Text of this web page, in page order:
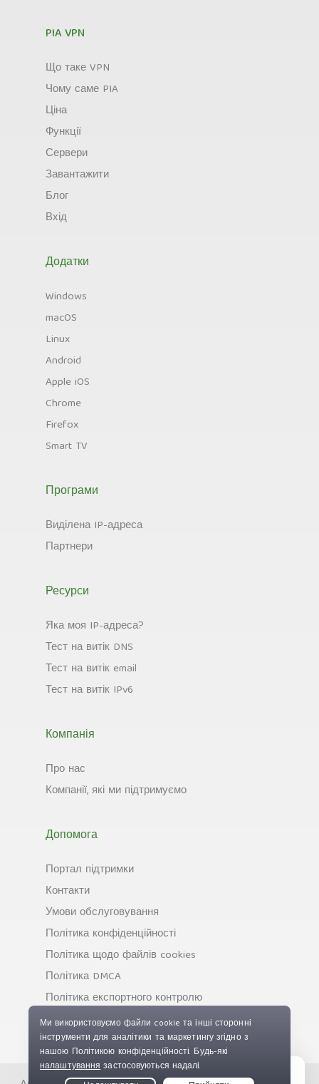
PIA VPN
Що таке VPN
Чому саме PIA
Ціна
Функції
Сервери
Завантажити
Блог
Вхід
Додатки
Windows
macOS
Linux
Android
Apple iOS
Chrome
Firefox
Smart TV
Програми
Виділена IP-адреса
Партнери
Ресурси
Яка моя IP-адреса?
Тест на витік DNS
Тест на витік email
Тест на витік IPv6
Компанія
Про нас
Компанії, які ми підтримуємо
Допомога
Портал підтримки
Контакти
Умови обслуговування
Політика конфіденційності
Політика щодо файлів cookies
Політика DMCA
Політика експортного контролю